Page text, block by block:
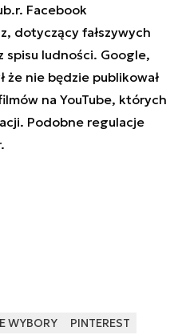
Facebook
dotyczący fałszywych
spisu ludności. Google,
że nie będzie publikował
na YouTube, których
Podobne regulacje
WYBORY
PINTEREST